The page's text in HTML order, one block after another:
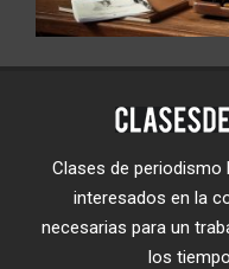
Clases de periodismo
interesados en la
necesarias para un
los